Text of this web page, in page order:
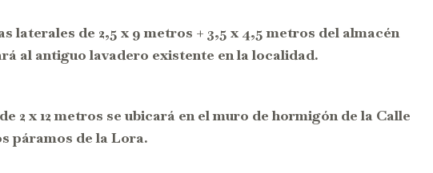
laterales de 2,5 x 9 metros + 3,5 x 4,5 metros del almacén
al antiguo lavadero existente en la localidad.
2 x 12 metros se ubicará en el muro de hormigón de la Calle
páramos de la Lora.